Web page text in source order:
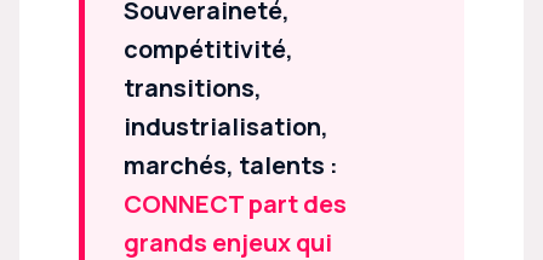
Souveraineté,
compétitivité,
transitions,
industrialisation,
marchés, talents :
CONNECT part des
grands enjeux qui